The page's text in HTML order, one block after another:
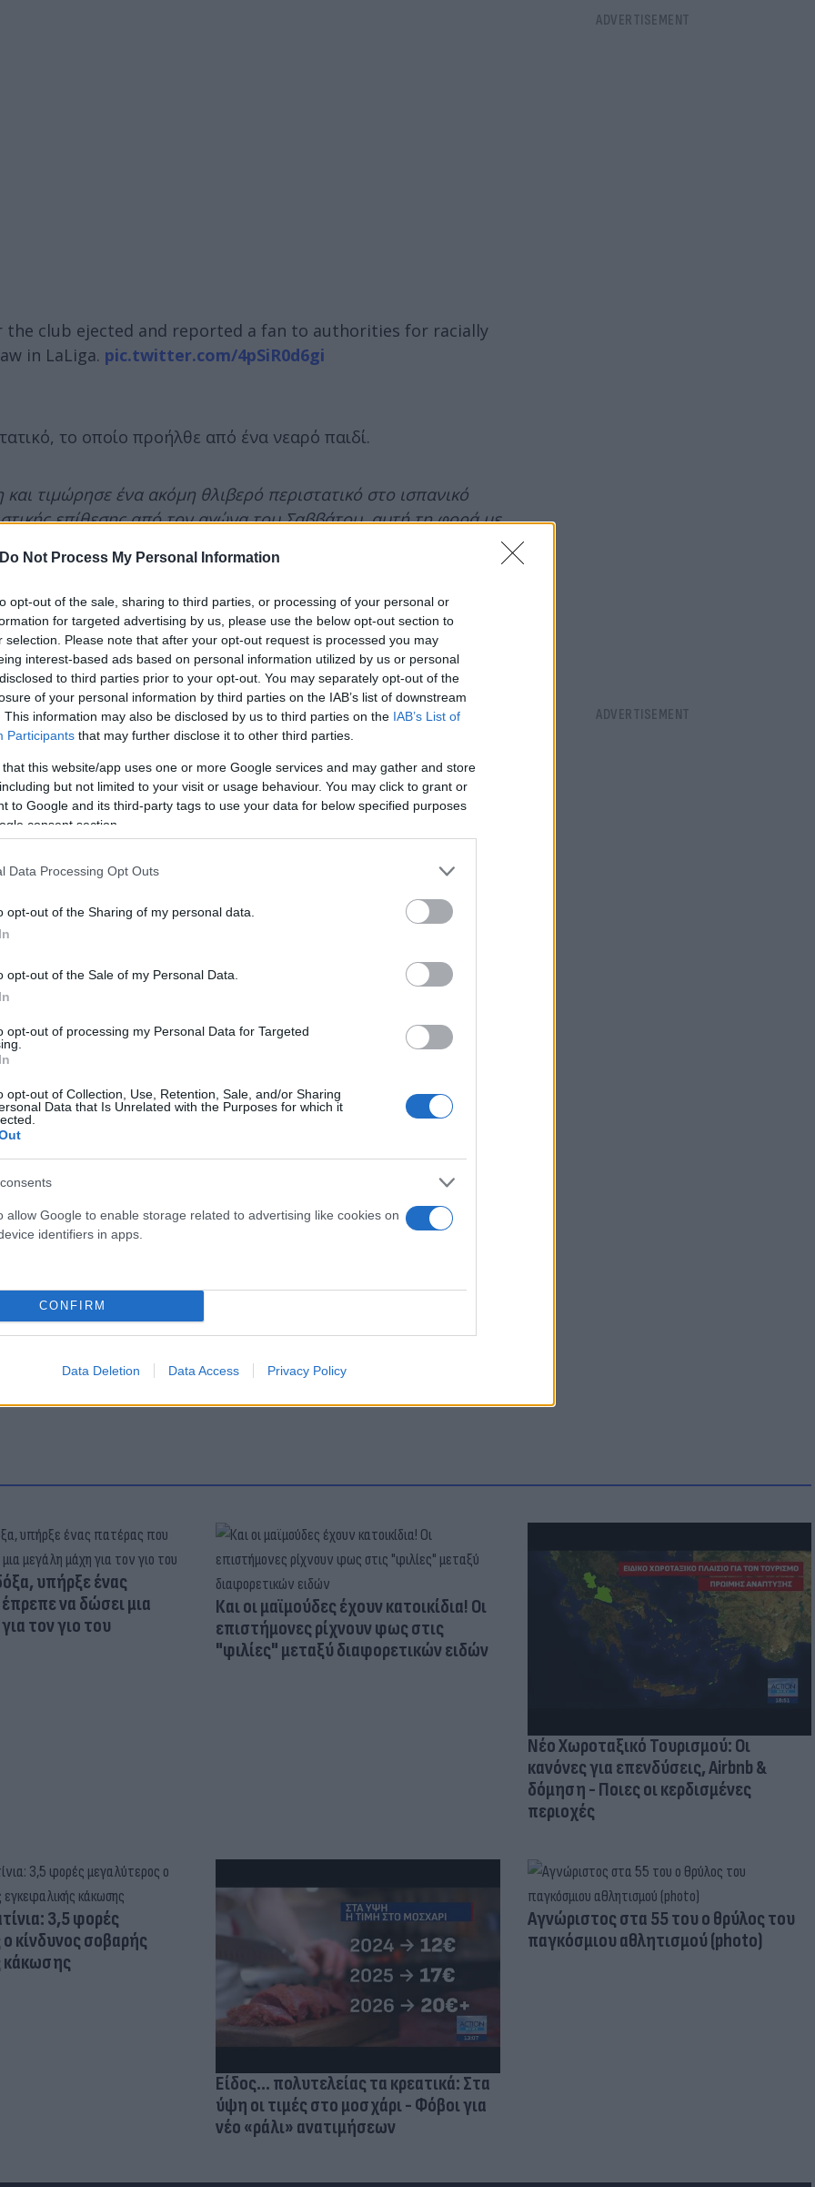
Do Not Process My Personal Information
opt-out of the sale, sharing to third parties, or processing of your personal or
for targeted advertising by us, please use the below opt-out section to
selection. Please note that after your opt-out request is processed you may
interest-based ads based on personal information utilized by us or personal
to third parties prior to your opt-out. You may separately opt-out of the
of your personal information by third parties on the IAB’s list of downstream
This information may also be disclosed by us to third parties on the IAB’s List of
Participants that may further disclose it to other third parties.
that this website/app uses one or more Google services and may gather and store
but not limited to your visit or usage behaviour. You may click to grant or
to Google and its third-party tags to use your data for below specified purposes
consent section.
Data Processing Opt Outs
opt-out of the Sharing of my personal data.
opt-out of the Sale of my Personal Data.
opt-out of processing my Personal Data for Targeted
opt-out of Collection, Use, Retention, Sale, and/or Sharing
Data that Is Unrelated with the Purposes for which it
allow Google to enable storage related to advertising like cookies on
identifiers in apps.
CONFIRM
Data Deletion Data Access Privacy Policy
the club ejected and reported a fan to authorities for racially
in LaLiga. pic.twitter.com/4pSiR0d6gi
το οποίο προήλθε από ένα νεαρό παιδί.
τιμώρησε ένα ακόμη θλιβερό περιστατικό στο ισπανικό
επίθεσης από τον αγώνα του Σαββάτου, αυτή τη φορά με
κανένας να το εκπαιδεύσει.
να διαμορφώνονται πολίτες με διαφορετική συμπεριφορά
και να αλλάξουν τη νομοθεσία. Αυτοί οι άνθρωποι θα πρέπει
ήταν ένα σπουδαίο πρώτο βήμα εν όψει του Μουντιάλ του
αλλά ήταν η 19η φορά που πέφτω θύμα
penalty in another sad episode for Spanish football."
at this Saturday's game, this time carried out by a child. So
Flash.grστην αναζήτηση της
υπήρξε ένας
να δώσει μια
τον γιο του
Και οι μαϊμούδες έχουν κατοικίδια! Οι
επιστήμονες ρίχνουν φως στις
"φιλίες" μεταξύ διαφορετικών ειδών
Νέο Χωροταξικό Τουρισμού: Οι
κανόνες για επενδύσεις, Airbnb &
δόμηση - Ποιες οι κερδισμένες
περιοχές
3,5 φορές
κίνδυνος σοβαρής
κάκωσης
Είδος... πολυτελείας τα κρεατικά: Στα
ύψη οι τιμές στο μοσχάρι - Φόβοι για
νέο «ράλι» ανατιμήσεων
Aγνώριστος στα 55 του ο θρύλος του
παγκόσμιου αθλητισμού (photo)